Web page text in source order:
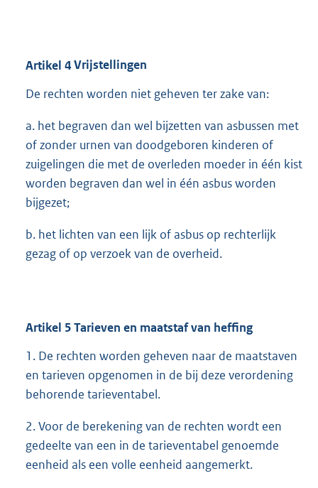
Artikel 4Vrijstellingen
De rechten worden niet geheven ter zake van:
a. het begraven dan wel bijzetten van asbussen met
of zonder urnen van doodgeboren kinderen of
zuigelingen die met de overleden moeder in één kist
worden begraven dan wel in één asbus worden
bijgezet;
b. het lichten van een lijk of asbus op rechterlijk
gezag of op verzoek van de overheid.
Artikel 5Tarieven en maatstaf van heffing
1. De rechten worden geheven naar de maatstaven
en tarieven opgenomen in de bij deze verordening
behorende tarieventabel.
2. Voor de berekening van de rechten wordt een
gedeelte van een in de tarieventabel genoemde
eenheid als een volle eenheid aangemerkt.